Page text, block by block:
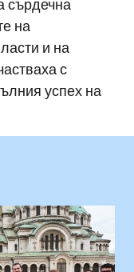
на
и на
с
успех на